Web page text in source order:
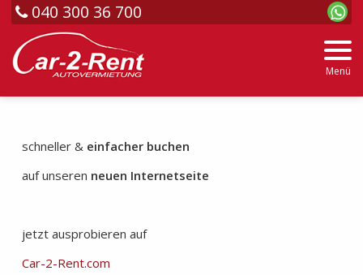
040 300 36 700
Menü
schneller & einfacher buchen
auf unseren neuen Internetseite
jetzt ausprobieren auf
Car-2-Rent.com